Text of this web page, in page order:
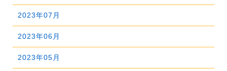
2025年05月
2025年04月
2025年03月
2025年02月
2023年07月
2023年06月
2023年05月